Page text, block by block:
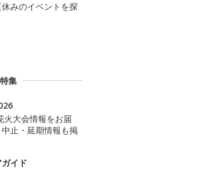
みのイベントを探
集
火大会情報をお届
止・延期情報も掲
イド